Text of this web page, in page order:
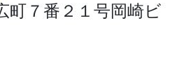
町７番２１号岡崎ビ